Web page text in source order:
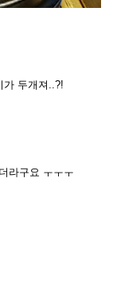
가 두개져..?!
라구요 ㅜㅜㅜ